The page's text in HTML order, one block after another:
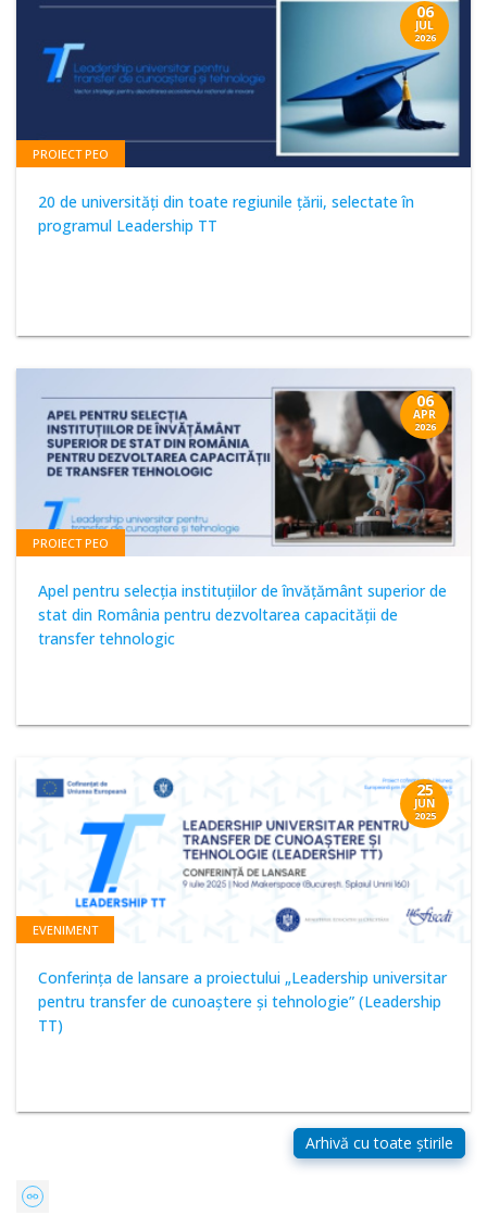
06
JUL
2026
PROIECT PEO
20 de universități din toate regiunile țării, selectate în
programul Leadership TT
06
APR
2026
PROIECT PEO
Apel pentru selecția instituțiilor de învățământ superior de
stat din România pentru dezvoltarea capacității de
transfer tehnologic
25
JUN
2025
EVENIMENT
Conferința de lansare a proiectului „Leadership universitar
pentru transfer de cunoaștere și tehnologie” (Leadership
TT)